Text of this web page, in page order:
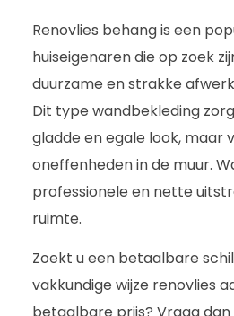
Renovlies behang is een
huiseigenaren die op zoek
duurzame en strakke
Dit type wandbekleding
gladde en egale look, maar
oneffenheden in de muur.
professionele en nette
ruimte.
Zoekt u een betaalbare
vakkundige wijze renovlies